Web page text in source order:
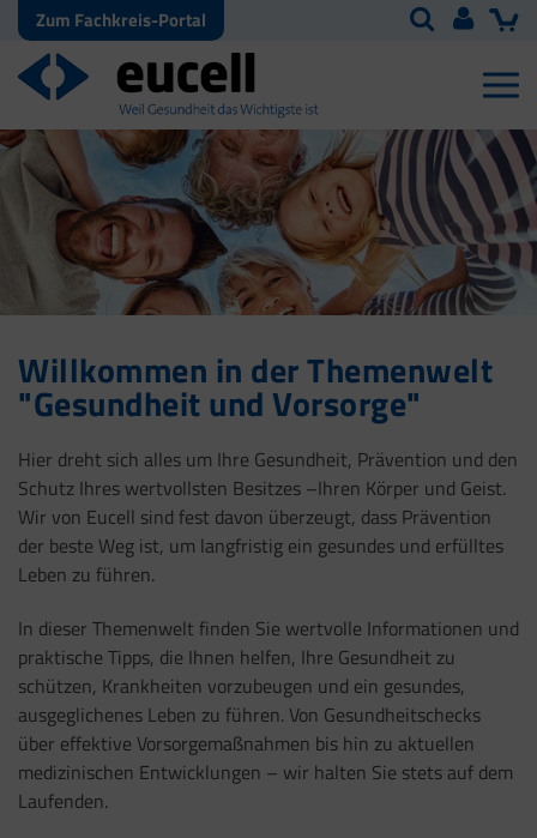
Zum Fachkreis-Portal
Willkommen in der Themenwelt
"Gesundheit und Vorsorge"
Hier dreht sich alles um Ihre Gesundheit, Prävention und den
Schutz Ihres wertvollsten Besitzes –Ihren Körper und Geist.
Wir von Eucell sind fest davon überzeugt, dass Prävention
der beste Weg ist, um langfristig ein gesundes und erfülltes
Leben zu führen.
In dieser Themenwelt finden Sie wertvolle Informationen und
praktische Tipps, die Ihnen helfen, Ihre Gesundheit zu
schützen, Krankheiten vorzubeugen und ein gesundes,
ausgeglichenes Leben zu führen. Von Gesundheitschecks
über effektive Vorsorgemaßnahmen bis hin zu aktuellen
medizinischen Entwicklungen – wir halten Sie stets auf dem
Laufenden.